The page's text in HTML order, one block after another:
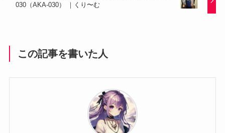
030（AKA-030） ｜くり〜む
この記事を書いた人